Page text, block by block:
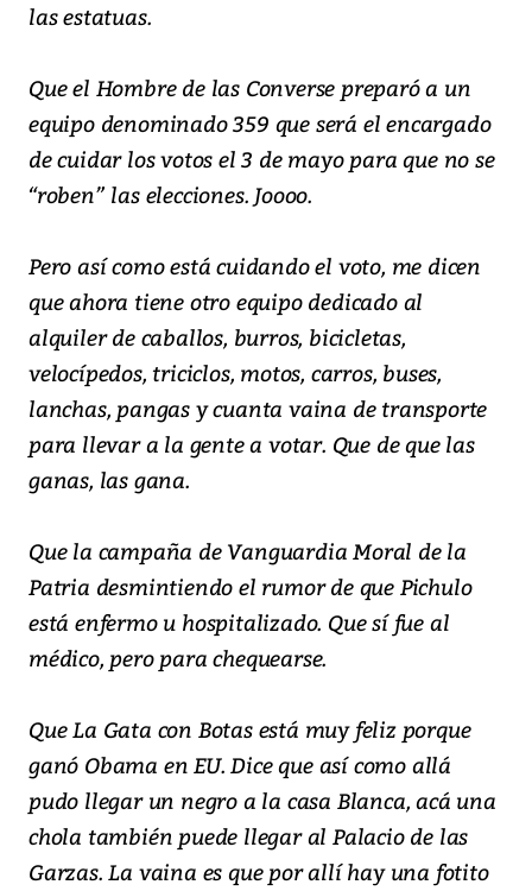
las estatuas.
Que el Hombre de las Converse preparó a un
equipo denominado 359 que será el encargado
de cuidar los votos el 3 de mayo para que no se
“roben” las elecciones. Joooo.
Pero así como está cuidando el voto, me dicen
que ahora tiene otro equipo dedicado al
alquiler de caballos, burros, bicicletas,
velocípedos, triciclos, motos, carros, buses,
lanchas, pangas y cuanta vaina de transporte
para llevar a la gente a votar. Que de que las
ganas, las gana.
Que la campaña de Vanguardia Moral de la
Patria desmintiendo el rumor de que Pichulo
está enfermo u hospitalizado. Que sí fue al
médico, pero para chequearse.
Que La Gata con Botas está muy feliz porque
ganó Obama en EU. Dice que así como allá
pudo llegar un negro a la casa Blanca, acá una
chola también puede llegar al Palacio de las
Garzas. La vaina es que por allí hay una fotito